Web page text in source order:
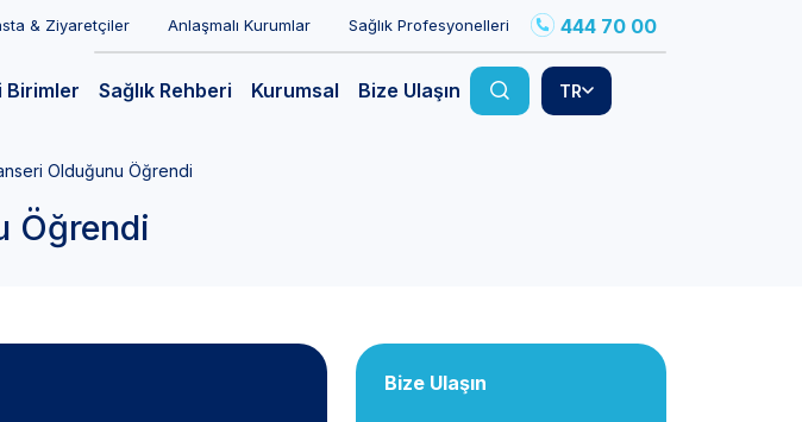
& Ziyaretçiler Anlaşmalı Kurumlar Sağlık Profesyonelleri 444 70 00
Birimler Sağlık Rehberi Kurumsal Bize Ulaşın TR
Olduğunu Öğrendi
Öğrendi
Bize Ulaşın